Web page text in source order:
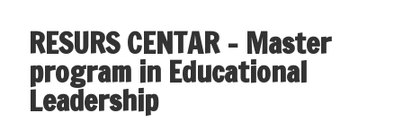
RESURS CENTAR – Master
program in Educational
Leadership